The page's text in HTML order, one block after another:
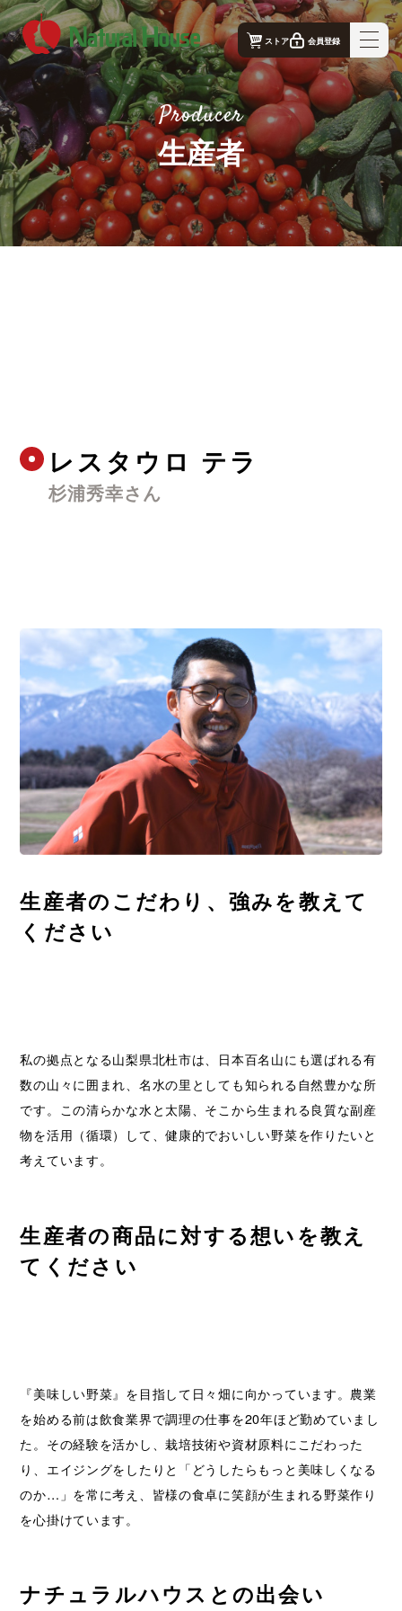
ストア 会員登録
ナチュラルハウス - 公式コーポレートサイト｜TOP
ナチュラルハウスの想い
事業概要
生産者
店舗案内
Producer
生産者
レスタウロ テラ
杉浦秀幸さん
生産者のこだわり、強みを教えて
ください
私の拠点となる山梨県北杜市は、日本百名山にも選ばれる有
数の山々に囲まれ、名水の里としても知られる自然豊かな所
です。この清らかな水と太陽、そこから生まれる良質な副産
物を活用（循環）して、健康的でおいしい野菜を作りたいと
考えています。
生産者の商品に対する想いを教え
てください
『美味しい野菜』を目指して日々畑に向かっています。農業
を始める前は飲食業界で調理の仕事を20年ほど勤めていまし
た。その経験を活かし、栽培技術や資材原料にこだわった
り、エイジングをしたりと「どうしたらもっと美味しくなる
のか…」を常に考え、皆様の食卓に笑顔が生まれる野菜作り
を心掛けています。
ナチュラルハウスとの出会い